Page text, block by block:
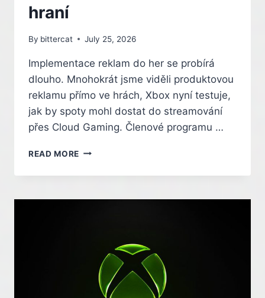
hraní
By bittercat July 25, 2026
Implementace reklam do her se probírá
dlouho. Mnohokrát jsme viděli produktovou
reklamu přímo ve hrách, Xbox nyní testuje,
jak by spoty mohl dostat do streamování
přes Cloud Gaming. Členové programu …
READ MORE PUSTÍTE
PŘEHRAJE
REKLAMA.
ZPŮSOB
CLOUDOVÉHO
HRANÍ